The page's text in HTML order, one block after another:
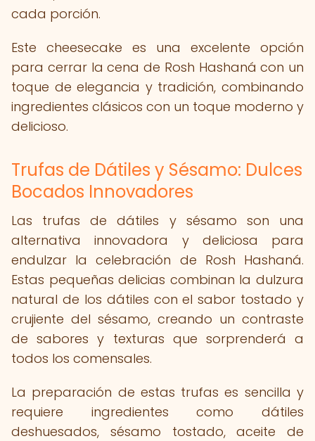
cada porción.
Este cheesecake es una excelente opción
para cerrar la cena de Rosh Hashaná con un
toque de elegancia y tradición, combinando
ingredientes clásicos con un toque moderno y
delicioso.
Trufas de Dátiles y Sésamo: Dulces
Bocados Innovadores
Las trufas de dátiles y sésamo son una
alternativa innovadora y deliciosa para
endulzar la celebración de Rosh Hashaná.
Estas pequeñas delicias combinan la dulzura
natural de los dátiles con el sabor tostado y
crujiente del sésamo, creando un contraste
de sabores y texturas que sorprenderá a
todos los comensales.
La preparación de estas trufas es sencilla y
requiere ingredientes como dátiles
deshuesados, sésamo tostado, aceite de